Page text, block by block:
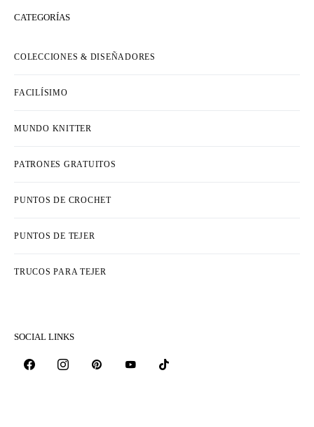
CATEGORÍAS
COLECCIONES & DISEÑADORES
FACILÍSIMO
MUNDO KNITTER
PATRONES GRATUITOS
PUNTOS DE CROCHET
PUNTOS DE TEJER
TRUCOS PARA TEJER
SOCIAL LINKS